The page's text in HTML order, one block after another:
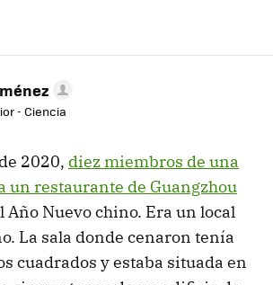
- Ciencia
2020, diez miembros de una
un restaurante de Guangzhou
Año Nuevo chino. Era un local
La sala donde cenaron tenía
cuadrados y estaba situada en